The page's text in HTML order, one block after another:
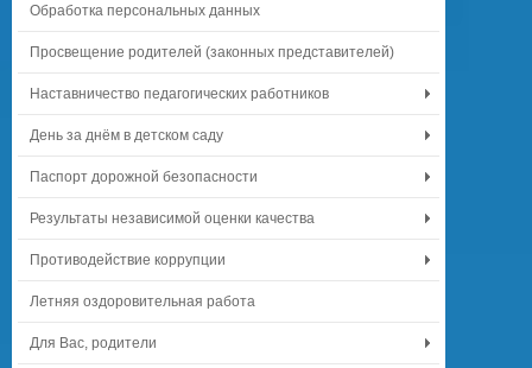
Обработка персональных данных
Просвещение родителей (законных представителей)
Наставничество педагогических работников
День за днём в детском саду
Паспорт дорожной безопасности
Результаты независимой оценки качества
Противодействие коррупции
Летняя оздоровительная работа
Для Вас, родители